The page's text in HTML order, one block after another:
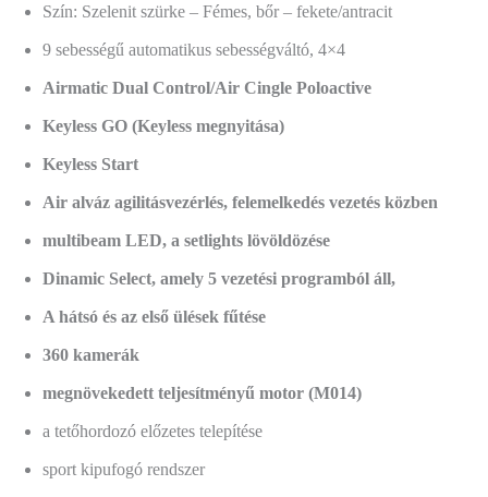
Szín: Szelenit szürke – Fémes, bőr – fekete/antracit
9 sebességű automatikus sebességváltó, 4×4
Airmatic Dual Control/Air Cingle Poloactive
Keyless GO (Keyless megnyitása)
Keyless Start
Air alváz agilitásvezérlés, felemelkedés vezetés közben
multibeam LED, a setlights lövöldözése
Dinamic Select, amely 5 vezetési programból áll,
A hátsó és az első ülések fűtése
360 kamerák
megnövekedett teljesítményű motor (M014)
a tetőhordozó előzetes telepítése
sport kipufogó rendszer